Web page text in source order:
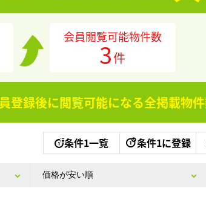
会員閲覧可能物件数
3件
登録後に閲覧可能になる全掲載物
条件1一覧 条件1に登録